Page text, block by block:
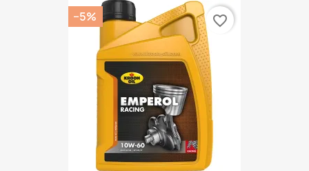
−5% favorite_border